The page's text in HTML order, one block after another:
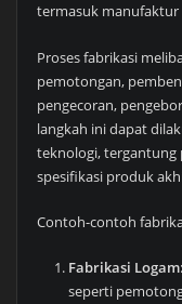
termasuk manufaktur
Proses fabrikasi
pemotongan,
pengecoran,
langkah ini dapat
teknologi, tergantung
spesifikasi produk
Contoh-contoh
Fabrikasi Logam
seperti